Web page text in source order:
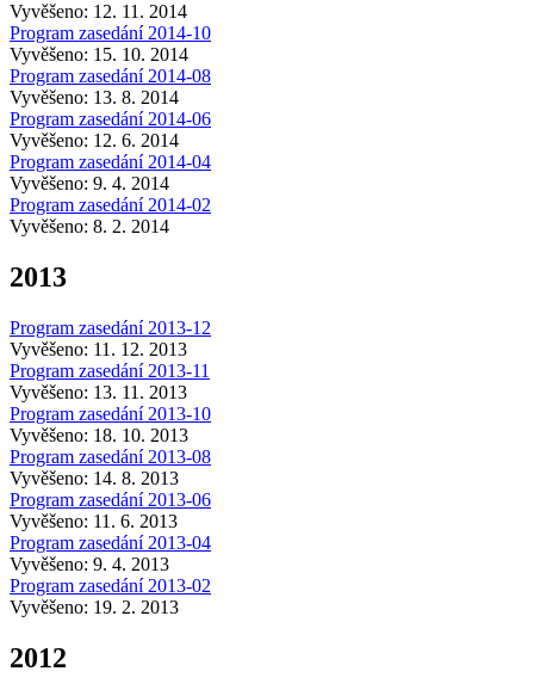
Vyvěšeno: 12. 11. 2014
Program zasedání 2014-10
Vyvěšeno: 15. 10. 2014
Program zasedání 2014-08
Vyvěšeno: 13. 8. 2014
Program zasedání 2014-06
Vyvěšeno: 12. 6. 2014
Program zasedání 2014-04
Vyvěšeno: 9. 4. 2014
Program zasedání 2014-02
Vyvěšeno: 8. 2. 2014
2013
Program zasedání 2013-12
Vyvěšeno: 11. 12. 2013
Program zasedání 2013-11
Vyvěšeno: 13. 11. 2013
Program zasedání 2013-10
Vyvěšeno: 18. 10. 2013
Program zasedání 2013-08
Vyvěšeno: 14. 8. 2013
Program zasedání 2013-06
Vyvěšeno: 11. 6. 2013
Program zasedání 2013-04
Vyvěšeno: 9. 4. 2013
Program zasedání 2013-02
Vyvěšeno: 19. 2. 2013
2012